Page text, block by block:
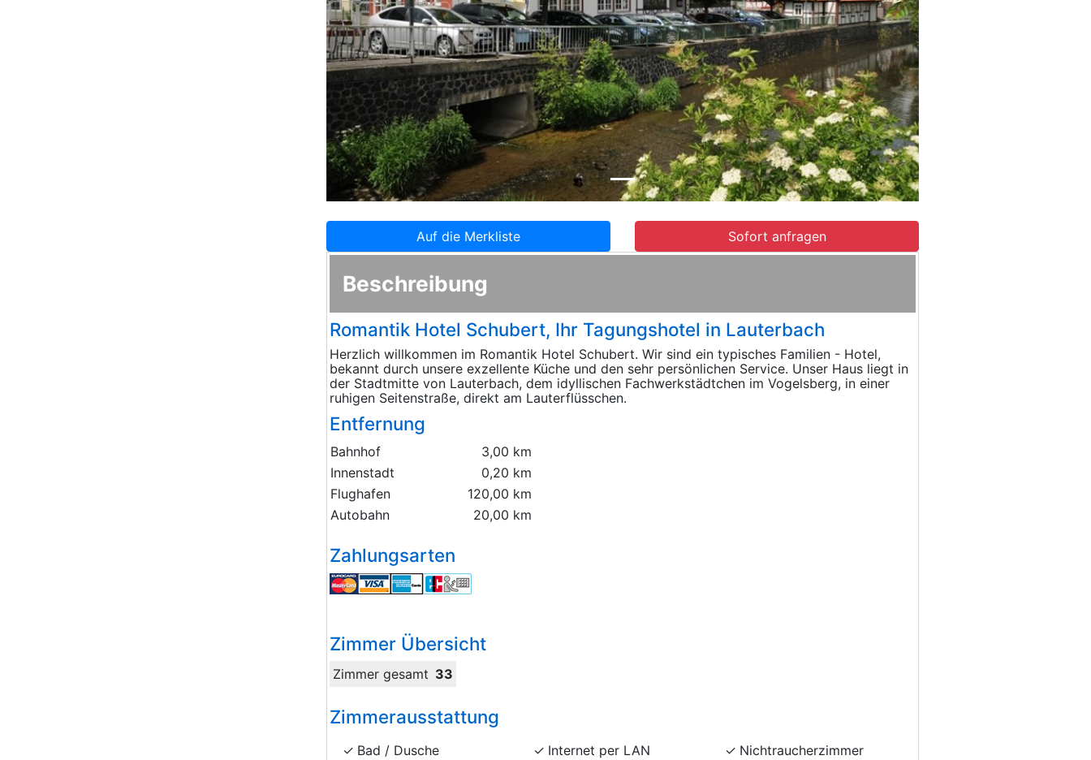
Auf die Merkliste Sofort anfragen
Beschreibung
Romantik Hotel Schubert, Ihr Tagungshotel in Lauterbach
Herzlich willkommen im Romantik Hotel Schubert. Wir sind ein typisches Familien - Hotel,
bekannt durch unsere exzellente Küche und den sehr persönlichen Service. Unser Haus liegt in
der Stadtmitte von Lauterbach, dem idyllischen Fachwerkstädtchen im Vogelsberg, in einer
ruhigen Seitenstraße, direkt am Lauterflüsschen.
Entfernung
Bahnhof
3,00 km
Innenstadt
0,20 km
Flughafen
120,00 km
Autobahn
20,00 km
Zahlungsarten
Zimmer Übersicht
Zimmer gesamt 33
Zimmerausstattung
Bad / Dusche
Internet per LAN
Nichtraucherzimmer